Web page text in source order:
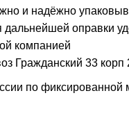
и надёжно
дальнейшей оправки
компанией
Гражданский 33 корп
по фиксированной